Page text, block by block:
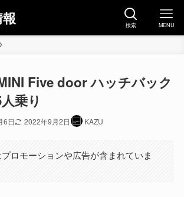
検索 MENU
Five door ハッチバック
乗り
6日 2022年9月2日 KAZU
ロモーションや広告が含まれていま